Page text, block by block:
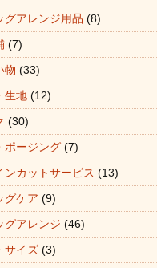
グアレンジ用品 (8)
(7)
物 (33)
生地 (12)
(30)
ポージング (7)
ンカットサービス (13)
グケア (9)
グアレンジ (46)
サイズ (3)